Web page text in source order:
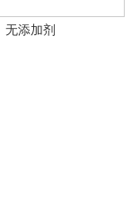
无添加剂